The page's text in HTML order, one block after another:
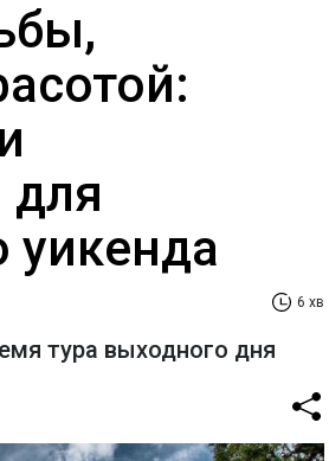
уикенда
6 хв
тура выходного дня